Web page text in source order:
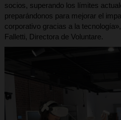
socios, superando los límites
preparándonos para mejorar el
corporativo gracias a la
Falletti, Directora de Voluntare​.